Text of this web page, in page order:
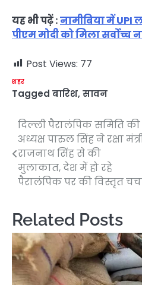
यह भी पढ़ें :नामीबिया में UPI
पीएम मोदी को मिला
Post Views: 77
शहर
Tagged बारिश, सावन
Post
navigation
दिल्ली पैरालंपिक समिति की
अध्यक्ष पारुल सिंह ने रक्षा
राजनाथ सिंह से की
मुलाकात, देश में हो रहे
पैरालंपिक पर की विस्तृत
Related Posts